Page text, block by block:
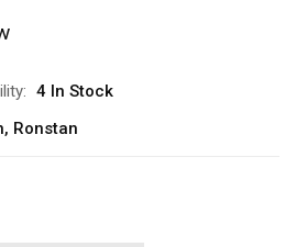
4 In Stock
, Ronstan